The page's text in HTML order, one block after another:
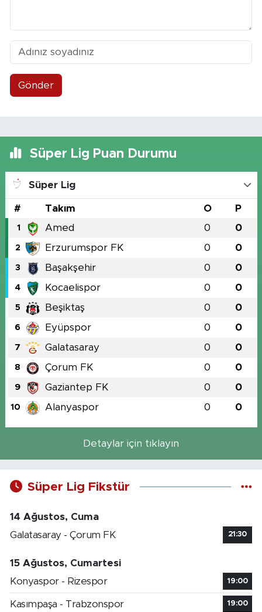
Gönder
Süper Lig Puan Durumu
Süper Lig
# Takım O P
1 Amed 0 0
2 Erzurumspor FK 0 0
3 Başakşehir 0 0
4 Kocaelispor 0 0
5 Beşiktaş 0 0
6 Eyüpspor 0 0
7 Galatasaray 0 0
8 Çorum FK 0 0
9 Gaziantep FK 0 0
10 Alanyaspor 0 0
Detaylar için tıklayın
Süper Lig Fikstür
14 Ağustos, Cuma
Galatasaray - Çorum FK
21:30
15 Ağustos, Cumartesi
Konyaspor - Rizespor
19:00
Kasımpaşa - Trabzonspor 19:00